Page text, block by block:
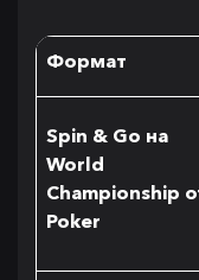
Формат
Spin & Go на
World
Championship
Poker